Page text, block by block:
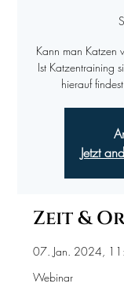
Kann man Katzen
Ist Katzentraining
hierauf
Jetzt
Zeit &
07. Jan. 2024,
Webinar